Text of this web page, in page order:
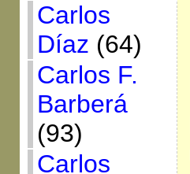
Carlos
Díaz (64)
Carlos F.
Barberá
(93)
Carlos